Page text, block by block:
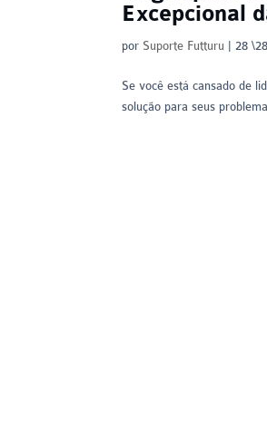
Excepcional
por Suporte Futturu |28
Se você está cansado de
solução para seus